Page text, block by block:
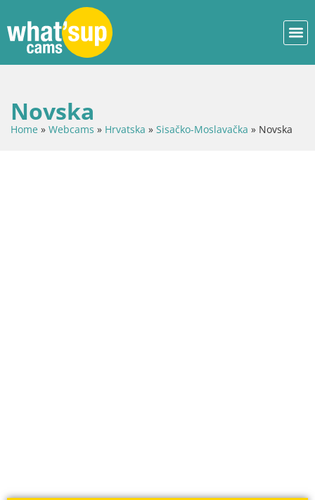
Novska
Home » Webcams » Hrvatska » Sisačko-Moslavačka » Novska